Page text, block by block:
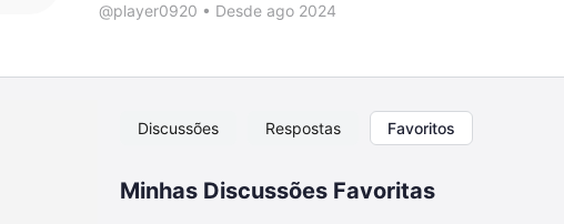
@player0920 • Desde ago 2024
Discussões Respostas Favoritos
Minhas Discussões Favoritas